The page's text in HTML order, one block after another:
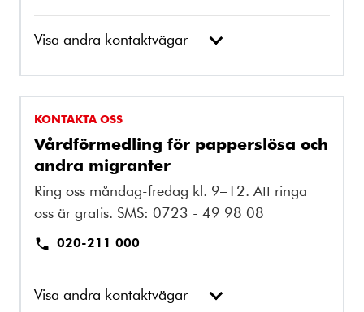
Visa andra kontaktvägar
KONTAKTA OSS
Vårdförmedling för papperslösa och
andra migranter
Ring oss måndag-fredag kl. 9–12. Att ringa
oss är gratis. SMS: 0723 - 49 98 08
020-211 000
Visa andra kontaktvägar